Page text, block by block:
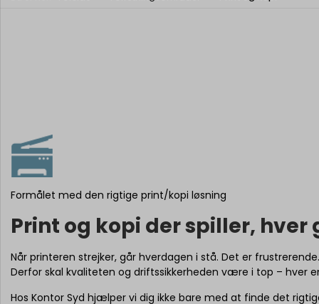
Formålet med den rigtige print/kopi løsning
Print og kopi der spiller, hver
Når printeren strejker, går hverdagen i stå. Det er frustrerende.
Derfor skal kvaliteten og driftssikkerheden være i top – hver
Hos Kontor Syd hjælper vi dig ikke bare med at finde det